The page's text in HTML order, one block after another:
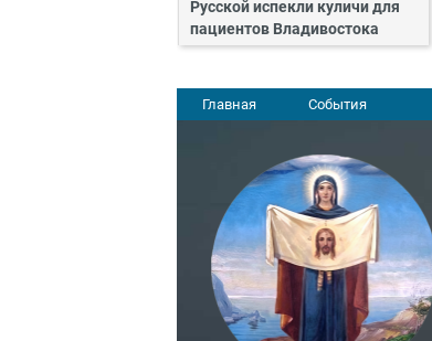
Русской испекли куличи для
пациентов Владивостока
Главная События